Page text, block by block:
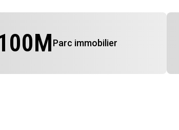
MParc immobilier